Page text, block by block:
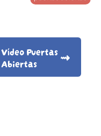
Vídeo Puertas
Abiertas
⇝